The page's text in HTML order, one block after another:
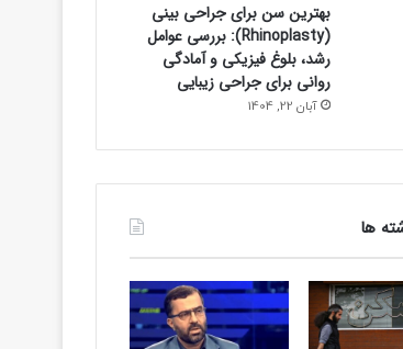
20 ساعت پیش
منطقه چقدر سرمایه نیاز دارد؟ +
بهترین سن برای جراحی بینی
(Rhinoplasty): بررسی عوامل
رشد، بلوغ فیزیکی و آمادگی
روانی برای جراحی زیبایی
آبان 22, 1404
ها